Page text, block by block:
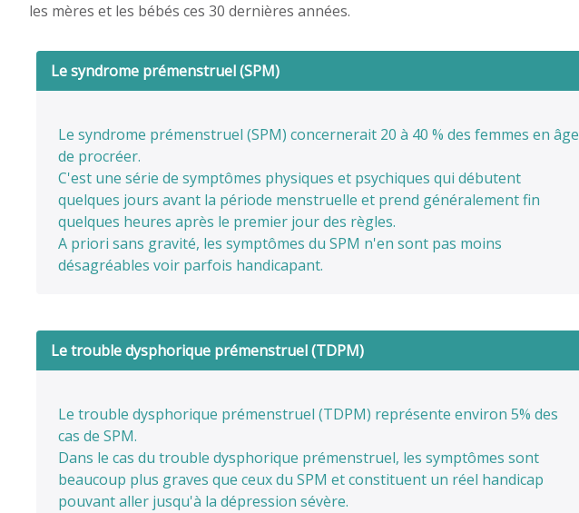
les mères et les bébés ces 30 dernières années.
Le syndrome prémenstruel (SPM)
Le syndrome prémenstruel (SPM) concernerait 20 à 40 % des femmes en âge
de procréer.
C'est une série de symptômes physiques et psychiques qui débutent
quelques jours avant la période menstruelle et prend généralement fin
quelques heures après le premier jour des règles.
A priori sans gravité, les symptômes du SPM n'en sont pas moins
désagréables voir parfois handicapant.
Le trouble dysphorique prémenstruel (TDPM)
Le trouble dysphorique prémenstruel (TDPM) représente environ 5% des
cas de SPM.
Dans le cas du trouble dysphorique prémenstruel, les symptômes sont
beaucoup plus graves que ceux du SPM et constituent un réel handicap
pouvant aller jusqu'à la dépression sévère.